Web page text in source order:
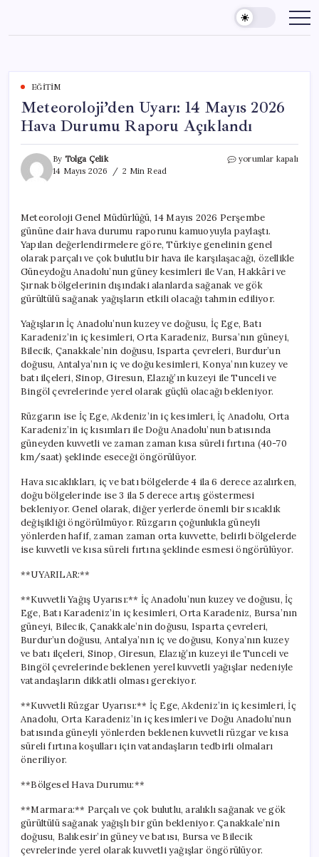
content
EĞITIM
Meteoroloji’den Uyarı: 14 Mayıs 2026
Hava Durumu Raporu Açıklandı
By Tolga Çelik
14 Mayıs 2026
2 Min Read
Meteoroloji’den
Hava
Durumu
Raporu
Açıklandı
için
yorumlar kapalı
Meteoroloji Genel Müdürlüğü, 14 Mayıs 2026 Perşembe
gününe dair hava durumu raporunu kamuoyuyla paylaştı.
Yapılan değerlendirmelere göre, Türkiye genelinin genel
olarak parçalı ve çok bulutlu bir hava ile karşılaşacağı, özellikle
Güneydoğu Anadolu’nun güney kesimleri ile Van, Hakkâri ve
Şırnak bölgelerinin dışındaki alanlarda sağanak ve gök
gürültülü sağanak yağışların etkili olacağı tahmin ediliyor.
Yağışların İç Anadolu’nun kuzey ve doğusu, İç Ege, Batı
Karadeniz’in iç kesimleri, Orta Karadeniz, Bursa’nın güneyi,
Bilecik, Çanakkale’nin doğusu, Isparta çevreleri, Burdur’un
doğusu, Antalya’nın iç ve doğu kesimleri, Konya’nın kuzey ve
batı ilçeleri, Sinop, Giresun, Elazığ’ın kuzeyi ile Tunceli ve
Bingöl çevrelerinde yerel olarak güçlü olacağı bekleniyor.
Rüzgarın ise İç Ege, Akdeniz’in iç kesimleri, İç Anadolu, Orta
Karadeniz’in iç kısımları ile Doğu Anadolu’nun batısında
güneyden kuvvetli ve zaman zaman kısa süreli fırtına (40-70
km/saat) şeklinde eseceği öngörülüyor.
Hava sıcaklıkları, iç ve batı bölgelerde 4 ila 6 derece azalırken,
doğu bölgelerinde ise 3 ila 5 derece artış göstermesi
bekleniyor. Genel olarak, diğer yerlerde önemli bir sıcaklık
değişikliği öngörülmüyor. Rüzgarın çoğunlukla güneyli
yönlerden hafif, zaman zaman orta kuvvette, belirli bölgelerde
ise kuvvetli ve kısa süreli fırtına şeklinde esmesi öngörülüyor.
**UYARILAR:**
**Kuvvetli Yağış Uyarısı:** İç Anadolu’nun kuzey ve doğusu, İç
Ege, Batı Karadeniz’in iç kesimleri, Orta Karadeniz, Bursa’nın
güneyi, Bilecik, Çanakkale’nin doğusu, Isparta çevreleri,
Burdur’un doğusu, Antalya’nın iç ve doğusu, Konya’nın kuzey
ve batı ilçeleri, Sinop, Giresun, Elazığ’ın kuzeyi ile Tunceli ve
Bingöl çevrelerinde beklenen yerel kuvvetli yağışlar nedeniyle
vatandaşların dikkatli olması gerekiyor.
**Kuvvetli Rüzgar Uyarısı:** İç Ege, Akdeniz’in iç kesimleri, İç
Anadolu, Orta Karadeniz’in iç kesimleri ve Doğu Anadolu’nun
batısında güneyli yönlerden beklenen kuvvetli rüzgar ve kısa
süreli fırtına koşulları için vatandaşların tedbirli olmaları
öneriliyor.
**Bölgesel Hava Durumu:**
**Marmara:** Parçalı ve çok bulutlu, aralıklı sağanak ve gök
gürültülü sağanak yağışlı bir gün bekleniyor. Çanakkale’nin
doğusu, Balıkesir’in güney ve batısı, Bursa ve Bilecik
çevrelerinde yerel olarak kuvvetli yağışlar öngörülüyor.